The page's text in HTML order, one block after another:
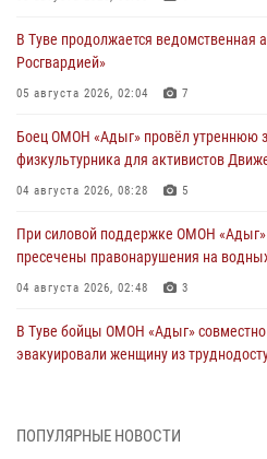
В Туве продолжается ведомственная
Росгвардией»
05 августа 2026, 02:04 7
Боец ОМОН «Адыг» провёл утреннюю
физкультурника для активистов
04 августа 2026, 08:28 5
При силовой поддержке ОМОН
пресечены правонарушения на
04 августа 2026, 02:48 3
В Туве бойцы ОМОН «Адыг»
эвакуировали женщину из
Росгвардия проверила организацию
ПОПУЛЯРНЫЕ НОВОСТИ